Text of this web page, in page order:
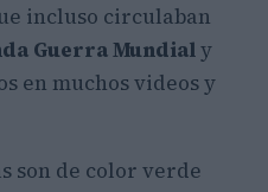
incluso circulaban
Guerra Mundialy
en muchos videos y
son de color verde